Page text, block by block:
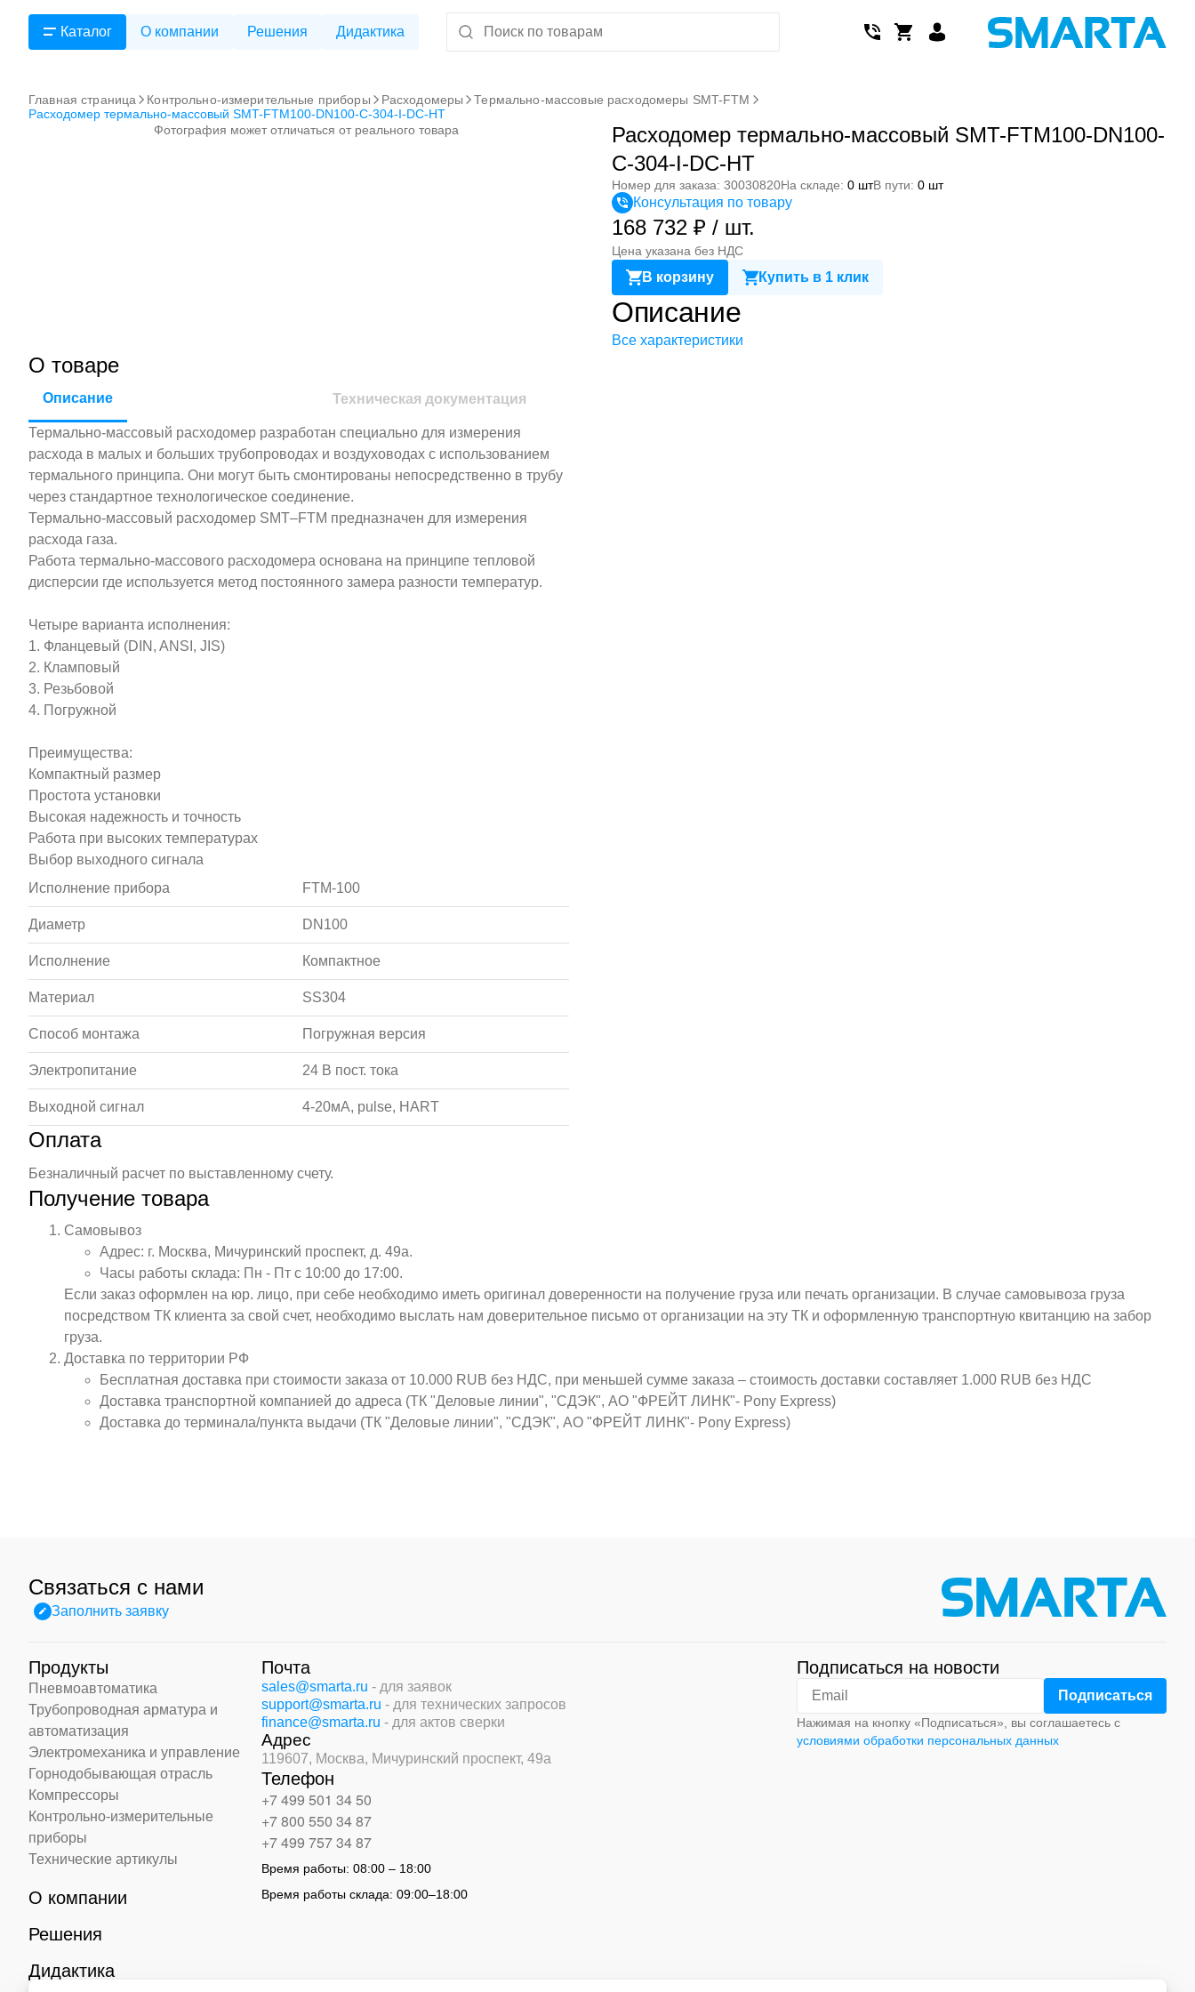
Каталог О компании Решения Дидактика
Главная страница Контрольно-измерительные приборы Расходомеры
Термально-массовые расходомеры SMT-FTM
Расходомер термально-массовый SMT-FTM100-DN100-C-304-I-DC-HT
Фотография может отличаться от реального товара
Расходомер термально-массовый SMT-FTM100-DN100-
C-304-I-DC-HT
Номер для заказа: 30030820На складе: 0 штВ пути: 0 шт
Консультация по товару
168 732 ₽ / шт.
Цена указана без НДС
В корзину Купить в 1 клик
Описание
Все характеристики
О товаре
Описание Техническая документация
Термально-массовый расходомер разработан специально для измерения
расхода в малых и больших трубопроводах и воздуховодах с использованием
термального принципа. Они могут быть смонтированы непосредственно в трубу
через стандартное технологическое соединение.
Термально-массовый расходомер SMT–FTM предназначен для измерения
расхода газа.
Работа термально-массового расходомера основана на принципе тепловой
дисперсии где используется метод постоянного замера разности температур.
Четыре варианта исполнения:
1. Фланцевый (DIN, ANSI, JIS)
2. Кламповый
3. Резьбовой
4. Погружной
Преимущества:
Компактный размер
Простота установки
Высокая надежность и точность
Работа при высоких температурах
Выбор выходного сигнала
Исполнение прибора
FTM-100
Диаметр DN100
Исполнение Компактное
Материал SS304
Способ монтажа Погружная версия
Электропитание 24 В пост. тока
Выходной сигнал 4-20мА, pulse, HART
Оплата
Безналичный расчет по выставленному счету.
Получение товара
Самовывоз
Адрес: г. Москва, Мичуринский проспект, д. 49а.
Часы работы склада: Пн - Пт с 10:00 до 17:00.
Если заказ оформлен на юр. лицо, при себе необходимо иметь оригинал доверенности на получение груза или печать организации. В случае самовывоза груза
посредством ТК клиента за свой счет, необходимо выслать нам доверительное письмо от организации на эту ТК и оформленную транспортную квитанцию на забор
груза.
Доставка по территории РФ
Бесплатная доставка при стоимости заказа от 10.000 RUB без НДС, при меньшей сумме заказа – стоимость доставки составляет 1.000 RUB без НДС
Доставка транспортной компанией до адреса (ТК "Деловые линии", "СДЭК", АО "ФРЕЙТ ЛИНК"- Pony Express)
Доставка до терминала/пункта выдачи (ТК "Деловые линии", "СДЭК", АО "ФРЕЙТ ЛИНК"- Pony Express)
Связаться с нами
Заполнить заявку
Продукты
Пневмоавтоматика
Трубопроводная арматура и
автоматизация
Электромеханика и управление
Горнодобывающая отрасль
Компрессоры
Контрольно-измерительные
приборы
Технические артикулы
О компании
Решения
Дидактика
Почта
sales@smarta.ru - для заявок
support@smarta.ru - для технических запросов
finance@smarta.ru - для актов сверки
Адрес
119607, Москва, Мичуринский проспект, 49а
Телефон
+7 499 501 34 50
+7 800 550 34 87
+7 499 757 34 87
Время работы:08:00 – 18:00
Время работы склада:09:00–18:00
Подписаться на новости
Нажимая на кнопку «Подписаться», вы соглашаетесь с
условиями обработки персональных данных